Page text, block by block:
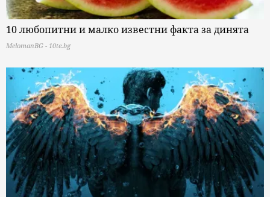
10 любопитни и малко известни факта за динята
MelomanBG - 10te.bg